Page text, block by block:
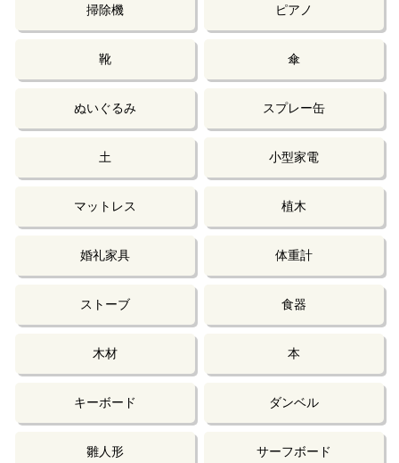
掃除機 ピアノ
靴 傘
ぬいぐるみ スプレー缶
土 小型家電
マットレス 植木
婚礼家具 体重計
ストーブ 食器
木材 本
キーボード ダンベル
雛人形 サーフボード